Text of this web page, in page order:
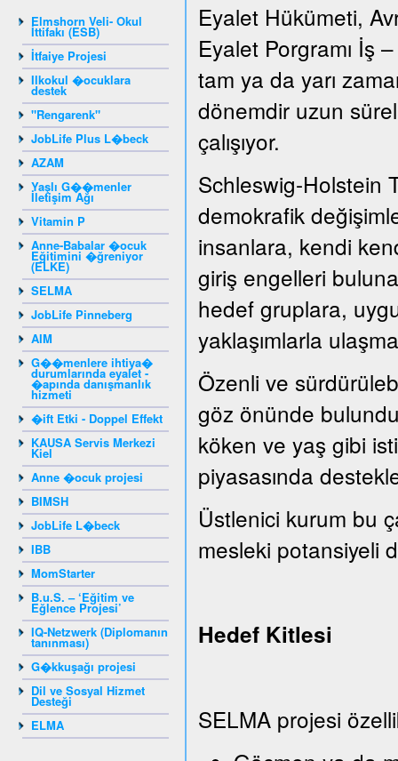
Elmshorn Veli- Okul
İttifakı (ESB)
İtfaiye Projesi
Ilkokul �ocuklara
destek
"Rengarenk"
JobLife Plus L�beck
AZAM
Yaşlı G��menler
İletişim Ağı
Vitamin P
Anne-Babalar �ocuk
Eğitimini �ğreniyor
(ELKE)
SELMA
JobLife Pinneberg
AIM
G��menlere ihtiya�
durumlarında eyalet -
�apında danışmanlık
hizmeti
�ift Etki - Doppel Effekt
KAUSA Servis Merkezi
Kiel
Anne �ocuk projesi
BIMSH
JobLife L�beck
IBB
MomStarter
B.u.S. – ‘Eğitim ve
Eğlence Projesi’
IQ-Netzwerk (Diplomanın
tanınması)
G�kkuşağı projesi
Dil ve Sosyal Hizmet
Desteği
ELMA
Eyalet Hükümeti,
Eyalet Porgramı İş
tam ya da yarı
dönemdir uzun
çalışıyor.
Schleswig-Holstein
demokrafik
insanlara, kendi
giriş engelleri
hedef gruplara,
yaklaşımlarla
Özenli ve
göz önünde
köken ve yaş gibi
piyasasında
Üstlenici kurum bu
mesleki potansiyeli
Hedef Kitlesi
SELMA projesi